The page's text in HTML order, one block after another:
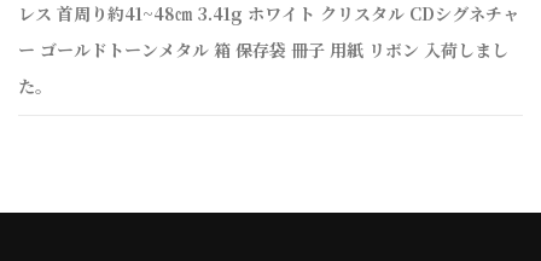
レス 首周り約41~48㎝ 3.41g ホワイト クリスタル CDシグネチャ
ー ゴールドトーンメタル 箱 保存袋 冊子 用紙 リボン 入荷しまし
た。